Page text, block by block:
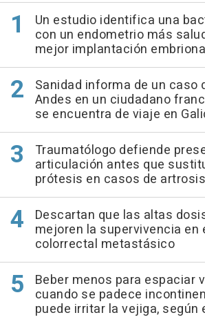
Un estudio identifica una
con un endometrio más
mejor implantación
Sanidad informa de un caso
Andes en un ciudadano
se encuentra de viaje en
Traumatólogo defiende
articulación antes que
prótesis en casos de artrosis
Descartan que las altas
mejoren la supervivencia en
colorrectal metastásico
Beber menos para espaciar
cuando se padece
puede irritar la vejiga, según